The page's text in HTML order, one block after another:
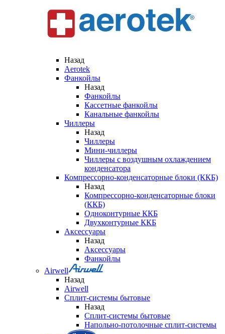
Назад
Aerotek
Фанкойлы
Назад
Фанкойлы
Кассетные фанкойлы
Канальные фанкойлы
Чиллеры
Назад
Чиллеры
Мини-чиллеры
Чиллеры с воздушным охлаждением
конденсатора
Компрессорно-конденсаторные блоки (ККБ)
Назад
Компрессорно-конденсаторные блоки
(ККБ)
Одноконтурные ККБ
Двухконтурные ККБ
Аксессуары
Назад
Аксессуары
Фанкойлы
Airwell
Назад
Airwell
Сплит-системы бытовые
Назад
Сплит-системы бытовые
Напольно-потолочные сплит-системы